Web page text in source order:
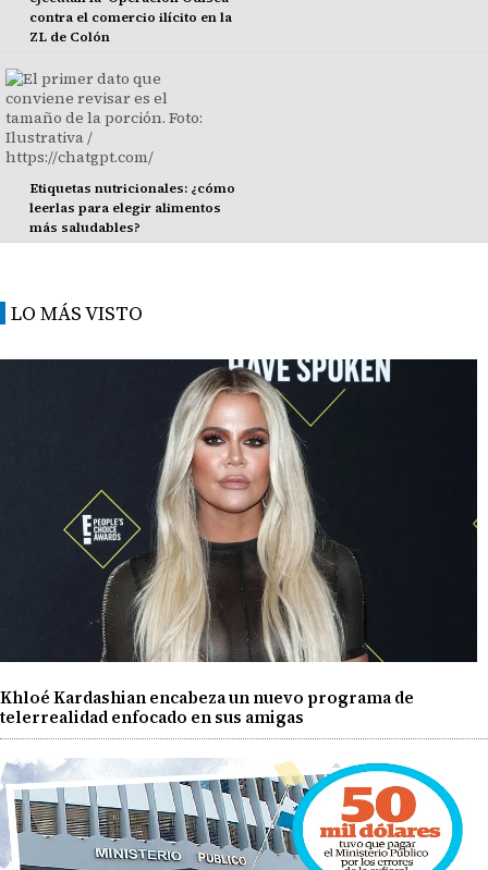
contra el comercio ilícito en la
ZL de Colón
Etiquetas nutricionales: ¿cómo
leerlas para elegir alimentos
más saludables?
LO MÁS VISTO
Khloé Kardashian encabeza un nuevo programa de
telerrealidad enfocado en sus amigas